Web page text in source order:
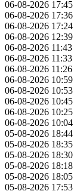
06-08-2026 17:45
06-08-2026 17:36
06-08-2026 17:24
06-08-2026 12:39
06-08-2026 11:43
06-08-2026 11:33
06-08-2026 11:26
06-08-2026 10:59
06-08-2026 10:53
06-08-2026 10:45
06-08-2026 10:25
06-08-2026 10:04
05-08-2026 18:44
05-08-2026 18:35
05-08-2026 18:30
05-08-2026 18:18
05-08-2026 18:05
05-08-2026 17:53